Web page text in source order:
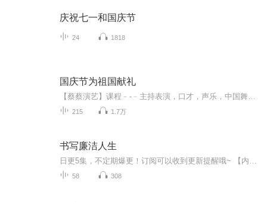
庆祝七一和国庆节
24 1818
国庆节为祖国献礼
215 1.7万
书写廉洁人生
58 308